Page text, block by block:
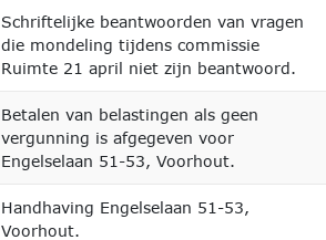
Schriftelijke beantwoorden van vragen
die mondeling tijdens commissie
Ruimte 21 april niet zijn beantwoord.
Betalen van belastingen als geen
vergunning is afgegeven voor
Engelselaan 51-53, Voorhout.
Handhaving Engelselaan 51-53,
Voorhout.